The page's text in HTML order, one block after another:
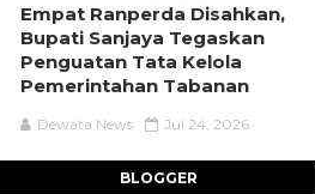
Empat Ranperda Disahkan,
Bupati Sanjaya Tegaskan
Penguatan Tata Kelola
Pemerintahan Tabanan
Dewata News Jul 24, 2026
BLOGGER